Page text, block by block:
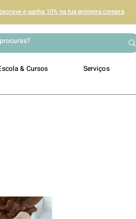
e ganha 10% na tua primeira compra
& Cursos Serviços